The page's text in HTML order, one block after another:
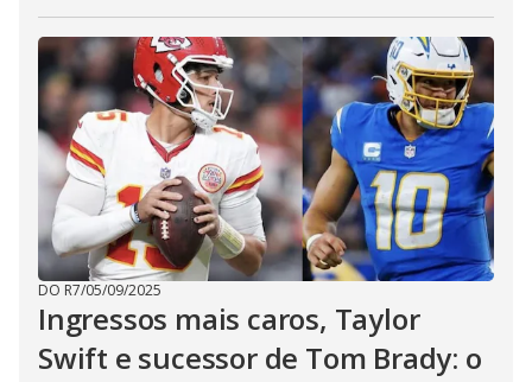
DO R7/05/09/2025
Ingressos mais caros, Taylor
Swift e sucessor de Tom Brady: o